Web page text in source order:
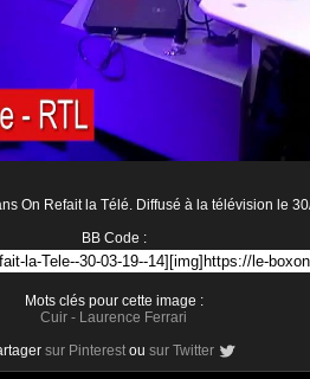
On Refait la Télé. Diffusé à la télévision le
BB Code :
Mots clés pour cette image :
Cuir - Laurence Ferrari
sur Pinterest ou sur Twitter